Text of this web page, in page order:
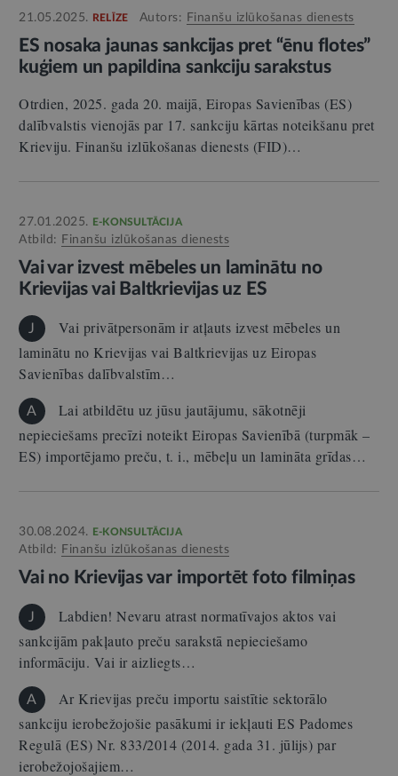
21.05.2025. RELĪZE Autors: Finanšu izlūkošanas dienests
ES nosaka jaunas sankcijas pret “ēnu flotes”
kuģiem un papildina sankciju sarakstus
Otrdien, 2025. gada 20. maijā, Eiropas Savienības (ES)
dalībvalstis vienojās par 17. sankciju kārtas noteikšanu pret
Krieviju. Finanšu izlūkošanas dienests (FID)…
27.01.2025. E-KONSULTĀCIJA
Atbild: Finanšu izlūkošanas dienests
Vai var izvest mēbeles un laminātu no
Krievijas vai Baltkrievijas uz ES
J
Vai privātpersonām ir atļauts izvest mēbeles un
laminātu no Krievijas vai Baltkrievijas uz Eiropas
Savienības dalībvalstīm…
A
Lai atbildētu uz jūsu jautājumu, sākotnēji
nepieciešams precīzi noteikt Eiropas Savienībā (turpmāk –
ES) importējamo preču, t. i., mēbeļu un lamināta grīdas…
30.08.2024. E-KONSULTĀCIJA
Atbild: Finanšu izlūkošanas dienests
Vai no Krievijas var importēt foto filmiņas
J
Labdien! Nevaru atrast normatīvajos aktos vai
sankcijām pakļauto preču sarakstā nepieciešamo
informāciju. Vai ir aizliegts…
A
Ar Krievijas preču importu saistītie sektorālo
sankciju ierobežojošie pasākumi ir iekļauti ES Padomes
Regulā (ES) Nr. 833/2014 (2014. gada 31. jūlijs) par
ierobežojošajiem…